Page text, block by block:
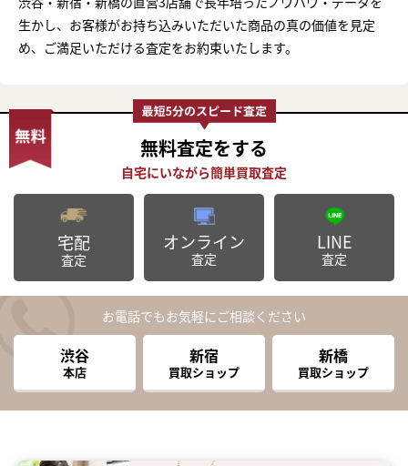
生かし、お客様がお持ち込みいただいた商品の真の価値を見定
め、ご満足いただける査定をお約束いたします。
無料査定をする
宅配
査定
オンライン
査定
LINE
査定
お電話でもお気軽にご相談ください
渋谷
本店
新宿
買取ショップ
新橋
買取ショップ